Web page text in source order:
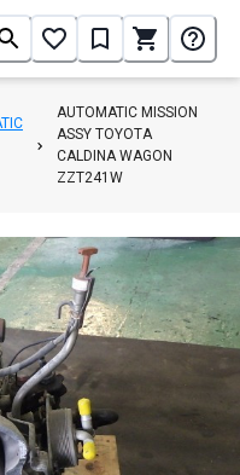
AUTOMATIC MISSION
ASSY TOYOTA
CALDINA WAGON
ZZT241W